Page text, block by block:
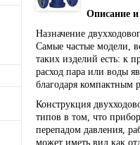
Описание
Назначение
Самые частые модели,
таких изделий есть: к
расход пара или воды
благодаря компактным
Конструкция
типов в том, что
перепадом давления,
может иметь вид как